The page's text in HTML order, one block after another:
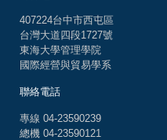
407224台中市西屯區
台灣大道四段1727號
東海大學管理學院
國際經營與貿易學系
聯絡電話
專線 04-23590239
總機 04-23590121